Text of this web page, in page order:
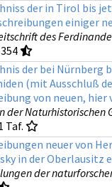
der in Tirol bis
einiger
des
der bei Nürnberg
(mit Ausschluß
von neuen,
der Naturhistorischen
Taf.
neuer von
in der Oberlausitz
der